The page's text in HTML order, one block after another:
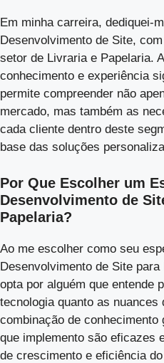
Em minha carreira, dediquei-
Desenvolvimento de Site,
setor de Livraria e Papelaria.
conhecimento e experiência
permite compreender não
mercado, mas também as
cada cliente dentro deste
base das soluções
Por Que Escolher um
Desenvolvimento de
Papelaria?
Ao me escolher como seu
Desenvolvimento de Site
opta por alguém que entende
tecnologia quanto as
combinação de
que implemento são eficazes
de crescimento e eficiência